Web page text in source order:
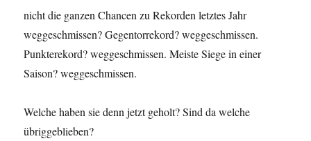
nicht die ganzen Chancen zu Rekorden letztes Jahr
weggeschmissen? Gegentorrekord? weggeschmissen.
Punkterekord? weggeschmissen. Meiste Siege in einer
Saison? weggeschmissen.
Welche haben sie denn jetzt geholt? Sind da welche
übriggeblieben?